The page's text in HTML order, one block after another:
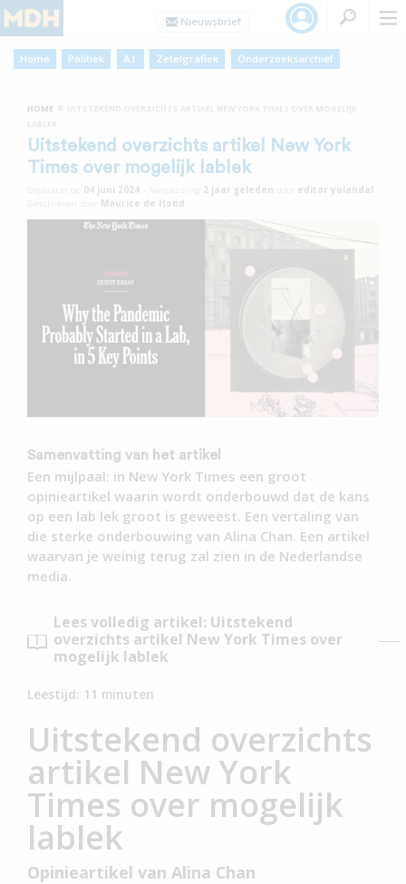
Home Politiek A.I. Zetelgrafiek Onderzoeksarchief
HOME »
Uitstekend overzichts artikel New York
Times over mogelijk lablek
04 juni 2024 2 jaar geleden
editor yolandal
Maurice de Hond
Samenvatting van het artikel
Een mijlpaal: in New York Times een groot
opinieartikel waarin wordt onderbouwd dat de kans
op een lab lek groot is geweest. Een vertaling van
die sterke onderbouwing van Alina Chan. Een artikel
waarvan je weinig terug zal zien in de Nederlandse
media.
Lees volledig artikel: Uitstekend
overzichts artikel New York Times over
mogelijk lablek
Leestijd: 11 minuten
Uitstekend overzichts
artikel New York
Times over mogelijk
lablek
Opinieartikel van Alina Chan